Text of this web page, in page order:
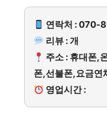
연락처 :
리뷰 : 개
주소 : 휴대폰,
폰,선불폰,요금연
영업시간 :